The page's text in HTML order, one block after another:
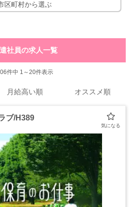
区町村から選ぶ
社員の求人一覧
件中 1～20件表示
月給高い順 オススメ順
ブ/H389